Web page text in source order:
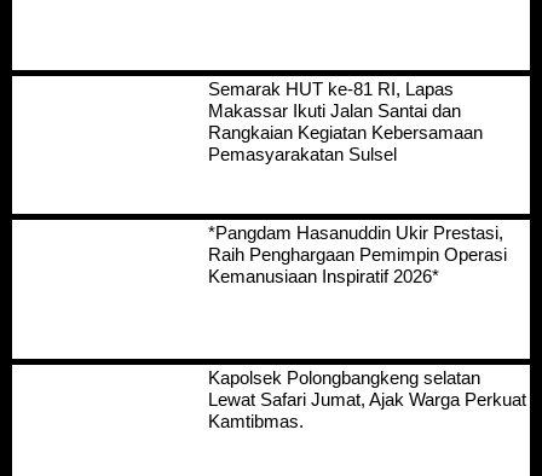
Semarak HUT ke-81 RI, Lapas
Makassar Ikuti Jalan Santai dan
Rangkaian Kegiatan Kebersamaan
Pemasyarakatan Sulsel
*Pangdam Hasanuddin Ukir Prestasi,
Raih Penghargaan Pemimpin Operasi
Kemanusiaan Inspiratif 2026*
Kapolsek Polongbangkeng selatan
Lewat Safari Jumat, Ajak Warga Perkuat
Kamtibmas.